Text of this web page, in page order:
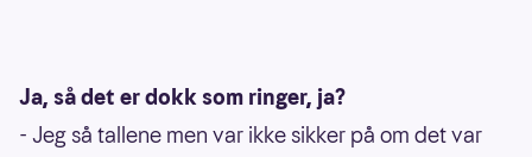
Ja, så det er dokk som ringer, ja?
- Jeg så tallene men var ikke sikker på om det var